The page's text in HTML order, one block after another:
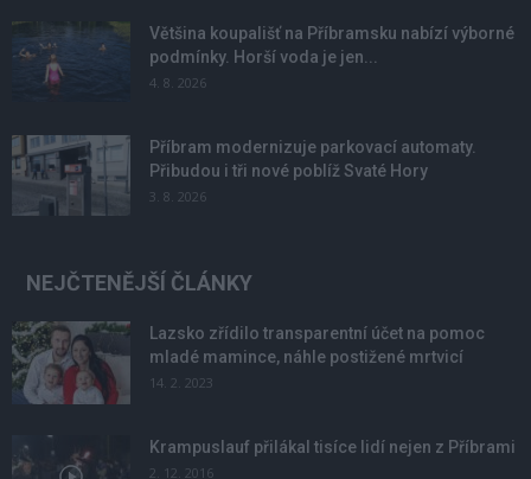
Většina koupališť na Příbramsku nabízí výborné
podmínky. Horší voda je jen...
4. 8. 2026
Příbram modernizuje parkovací automaty.
Přibudou i tři nové poblíž Svaté Hory
3. 8. 2026
NEJČTENĚJŠÍ ČLÁNKY
Lazsko zřídilo transparentní účet na pomoc
mladé mamince, náhle postižené mrtvicí
14. 2. 2023
Krampuslauf přilákal tisíce lidí nejen z Příbrami
2. 12. 2016